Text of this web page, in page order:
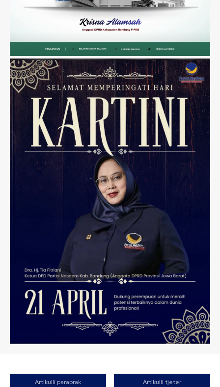
Artikulli paraprak Artikulli tjetër